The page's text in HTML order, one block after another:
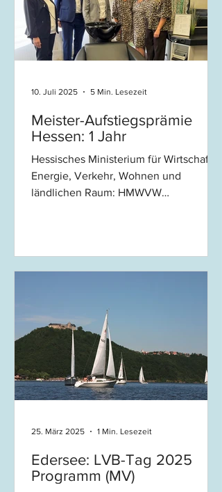
Positionspapier zur kommenden
Bundestagswahl vorgestellt. Besonders
wurde betont, dass die darin
enthaltenen Forderungen in enge
Meister-Aufstiegsprämie
Hessen: 1 Jahr
Hessisches Ministerium für Wirtschaft,
Energie, Verkehr, Wohnen und
ländlichen Raum: HMWVW
10. Juli 2025 5 Min. Lesezeit
Edersee: LVB-Tag 2025
Programm (MV)
25. März 2025 1 Min. Lesezeit